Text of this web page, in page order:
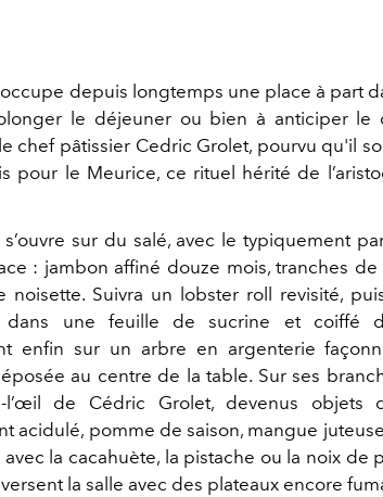
depuis longtemps une place à part
le déjeuner ou bien à anticiper le
chef pâtissier Cedric Grolet, pourvu qu'il
pour le Meurice, ce rituel hérité de
sur du salé, avec le typiquement
: jambon affiné douze mois, tranches
noisette. Suivra un lobster roll revisité,
dans une feuille de sucrine et coiffé
enfin sur un arbre en argenterie
au centre de la table. Sur ses
l’œil de Cédric Grolet, devenus objets
acidulé, pomme de saison, mangue
la cacahuète, la pistache ou la noix de
la salle avec des plateaux encore